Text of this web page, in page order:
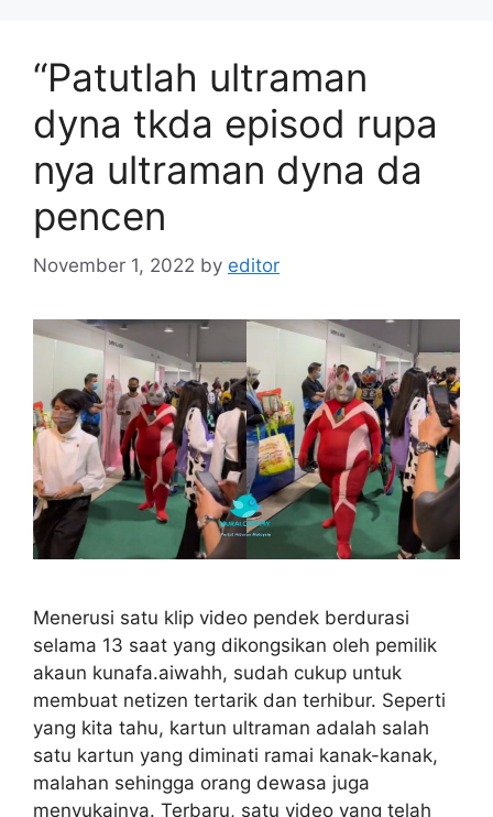
“Patutlah ultraman
dyna tkda episod rupa
nya ultraman dyna da
pencen
November 1, 2022 by editor
Menerusi satu klip video pendek berdurasi
selama 13 saat yang dikongsikan oleh pemilik
akaun kunafa.aiwahh, sudah cukup untuk
membuat netizen tertarik dan terhibur. Seperti
yang kita tahu, kartun ultraman adalah salah
satu kartun yang diminati ramai kanak-kanak,
malahan sehingga orang dewasa juga
menyukainya. Terbaru, satu video yang telah